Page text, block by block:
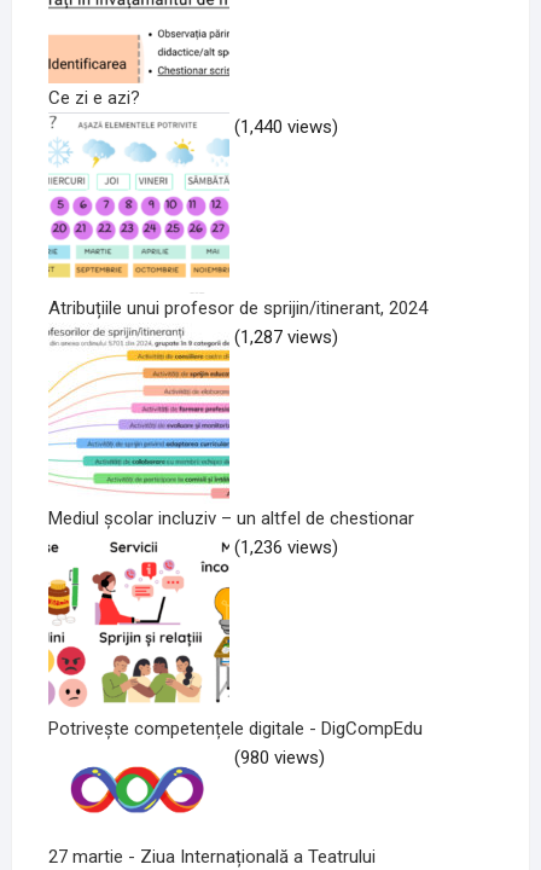
Ce zi e azi?
(1,440 views)
Atribuțiile unui profesor de sprijin/itinerant, 2024
(1,287 views)
Mediul școlar incluziv – un altfel de chestionar
(1,236 views)
Potrivește competențele digitale - DigCompEdu
(980 views)
27 martie - Ziua Internațională a Teatrului